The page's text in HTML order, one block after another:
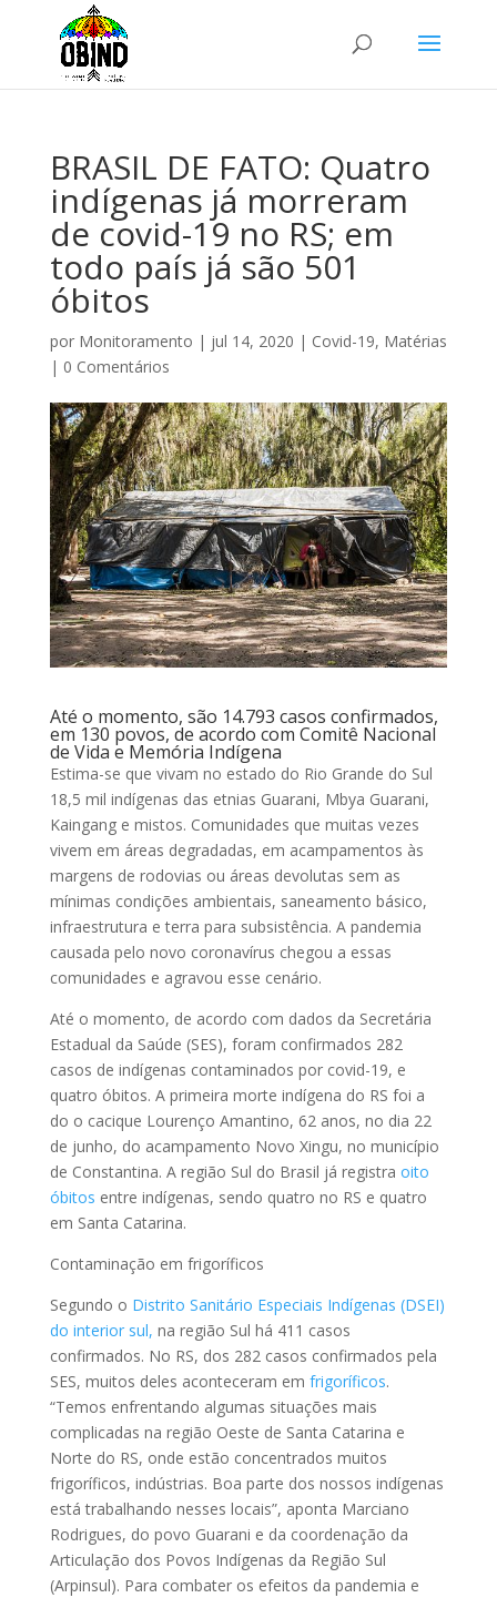
BRASIL DE FATO: Quatro
indígenas já morreram
de covid-19 no RS; em
todo país já são 501
óbitos
por Monitoramento | jul 14, 2020 | Covid-19, Matérias
| 0 Comentários
Até o momento, são 14.793 casos confirmados,
em 130 povos, de acordo com Comitê Nacional
de Vida e Memória Indígena
Estima-se que vivam no estado do Rio Grande do Sul
18,5 mil indígenas das etnias Guarani, Mbya Guarani,
Kaingang e mistos. Comunidades que muitas vezes
vivem em áreas degradadas, em acampamentos às
margens de rodovias ou áreas devolutas sem as
mínimas condições ambientais, saneamento básico,
infraestrutura e terra para subsistência. A pandemia
causada pelo novo coronavírus chegou a essas
comunidades e agravou esse cenário.
Até o momento, de acordo com dados da Secretária
Estadual da Saúde (SES), foram confirmados 282
casos de indígenas contaminados por covid-19, e
quatro óbitos. A primeira morte indígena do RS foi a
do o cacique Lourenço Amantino, 62 anos, no dia 22
de junho, do acampamento Novo Xingu, no município
de Constantina. A região Sul do Brasil já registra oito
óbitos entre indígenas, sendo quatro no RS e quatro
em Santa Catarina.
Contaminação em frigoríficos
Segundo o Distrito Sanitário Especiais Indígenas (DSEI)
do interior sul, na região Sul há 411 casos
confirmados. No RS, dos 282 casos confirmados pela
SES, muitos deles aconteceram em frigoríficos.
“Temos enfrentando algumas situações mais
complicadas na região Oeste de Santa Catarina e
Norte do RS, onde estão concentrados muitos
frigoríficos, indústrias. Boa parte dos nossos indígenas
está trabalhando nesses locais”, aponta Marciano
Rodrigues, do povo Guarani e da coordenação da
Articulação dos Povos Indígenas da Região Sul
(Arpinsul). Para combater os efeitos da pandemia e